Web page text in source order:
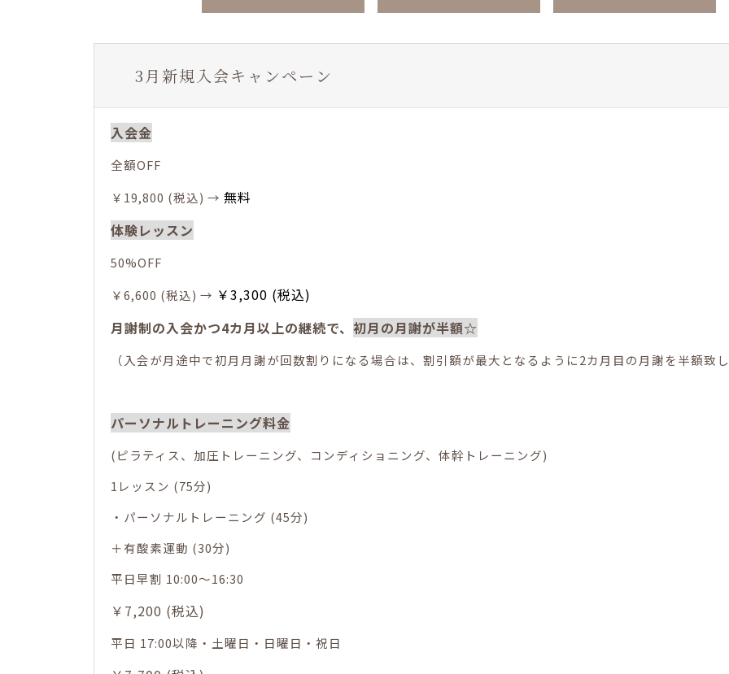
3月新規入会キャンペーン
入会金
全額OFF
￥19,800 (税込) →無料
体験レッスン
50%OFF
￥6,600 (税込) → ￥3,300 (税込)
月謝制の入会かつ4カ月以上の継続で、初月の月謝が半額☆
（入会が月途中で初月月謝が回数割りになる場合は、割引額が最大となるように2カ月目の月謝を半額致
パーソナルトレーニング料金
(ピラティス、加圧トレーニング、コンディショニング、体幹トレーニング)
1レッスン (75分)
・パーソナルトレーニング (45分)
＋有酸素運動 (30分)
平日早割 10:00～16:30
￥7,200 (税込)
平日 17:00以降・土曜日・日曜日・祝日